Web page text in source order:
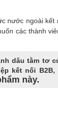
nước ngoài kết
các thành
dâu tằm tơ
kết nối
này.